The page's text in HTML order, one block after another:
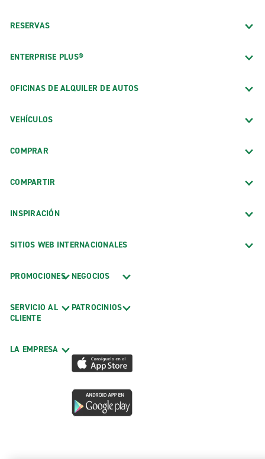
RESERVAS
ENTERPRISE PLUS®
OFICINAS DE ALQUILER DE AUTOS
VEHÍCULOS
COMPRAR
COMPARTIR
INSPIRACIÓN
SITIOS WEB INTERNACIONALES
PROMOCIONES
SERVICIO AL
CLIENTE
LA EMPRESA
NEGOCIOS
PATROCINIOS